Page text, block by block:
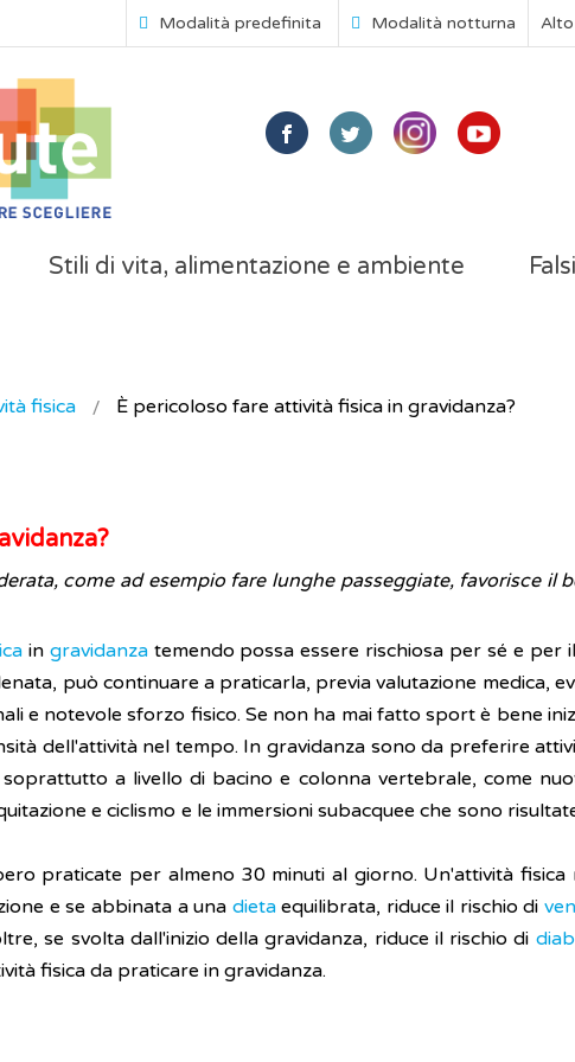
Modalità predefinita Modalità notturna
Stili di vita, alimentazione e ambiente
fisica È pericoloso fare attività fisica in gravidanza?
come ad esempio fare lunghe passeggiate, favorisce il
in gravidanzatemendo possa essere rischiosa per sé e per
può continuare a praticarla, previa valutazione medica,
e notevole sforzo fisico. Se non ha mai fatto sport è bene
dell'attività nel tempo. In gravidanza sono da preferire
a livello di bacino e colonna vertebrale, come
e ciclismo e le immersioni subacquee che sono
praticate per almeno 30 minuti al giorno. Un'attività
e se abbinata a una dietaequilibrata, riduce il rischio di
se svolta dall'inizio della gravidanza, riduce il rischio di
fisica da praticare in gravidanza.